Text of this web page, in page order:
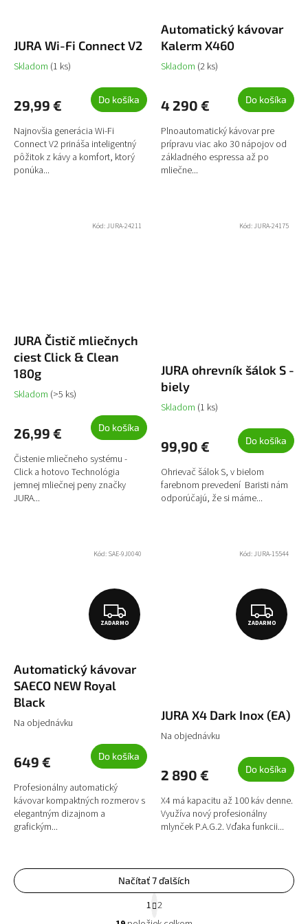
JURA Wi-Fi Connect V2
Skladom (1 ks)
29,99 € Do košíka
Najnovšia generácia Wi-Fi
Connect V2 prináša inteligentný
pôžitok z kávy a komfort, ktorý
ponúka...
A
O
Automatický kávovar
Kalerm X460
Skladom (2 ks)
4 290 € Do košíka
Plnoautomatický kávovar pre
prípravu viac ako 30 nápojov od
základného espressa až po
mliečne...
JURA Čistič mliečnych
ciest Click & Clean
180g
Skladom (>5 ks)
26,99 € Do košíka
Čistenie mliečneho systému -
Click a hotovo Technológia
jemnej mliečnej peny značky
JURA...
Kód:JURA-24211
JURA ohrevník šálok S -
biely
Skladom (1 ks)
99,90 € Do košíka
Ohrievač šálok S, v bielom
farebnom prevedení Baristi nám
odporúčajú, že si máme...
Kód:JURA-24175
Z
A
A
O
ZADARMO
Automatický kávovar
SAECO NEW Royal
Black
Na objednávku
649 € Do košíka
Profesionálny automatický
kávovar kompaktných rozmerov s
elegantným dizajnom a
grafickým...
Kód: SAE-9J0040
Z
A
M
ZADARMO
JURA X4 Dark Inox (EA)
Na objednávku
2 890 € Do košíka
X4 má kapacitu až 100 káv denne.
Využíva nový profesionálny
mlynček P.A.G.2. Vďaka funkcii...
Kód:JURA-15544
O
Načítať 7 ďalších
t
1 2